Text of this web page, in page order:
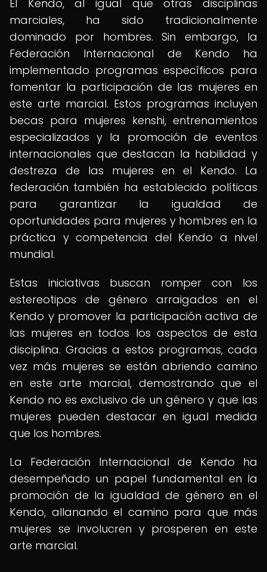
El Kendo, al igual que otras disciplinas
marciales, ha sido tradicionalmente
dominado por hombres. Sin embargo, la
Federación Internacional de Kendo ha
implementado programas específicos para
fomentar la participación de las mujeres en
este arte marcial. Estos programas incluyen
becas para mujeres kenshi, entrenamientos
especializados y la promoción de eventos
internacionales que destacan la habilidad y
destreza de las mujeres en el Kendo. La
federación también ha establecido políticas
para garantizar la igualdad de
oportunidades para mujeres y hombres en la
práctica y competencia del Kendo a nivel
mundial.
Estas iniciativas buscan romper con los
estereotipos de género arraigados en el
Kendo y promover la participación activa de
las mujeres en todos los aspectos de esta
disciplina. Gracias a estos programas, cada
vez más mujeres se están abriendo camino
en este arte marcial, demostrando que el
Kendo no es exclusivo de un género y que las
mujeres pueden destacar en igual medida
que los hombres.
La Federación Internacional de Kendo ha
desempeñado un papel fundamental en la
promoción de la igualdad de género en el
Kendo, allanando el camino para que más
mujeres se involucren y prosperen en este
arte marcial.